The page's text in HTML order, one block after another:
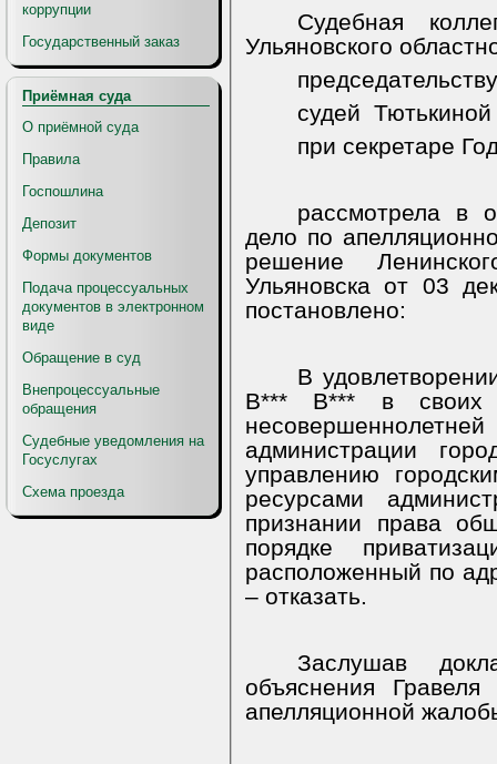
коррупции
Государственный заказ
Приёмная суда
О приёмной суда
Правила
Госпошлина
Депозит
Формы документов
Подача процессуальных
документов в электронном
виде
Обращение в суд
Внепроцессуальные
обращения
Судебные уведомления на
Госуслугах
Схема проезда
Судебная
Ульяновского
судей
при секретаре
рассмотрела в
дело по
решение
Ульяновска от 03
постановлено:
В
В*** В*** в своих
администрации
управлению
ресурсами
признании права
порядке
расположенный по
– отказать.
Заслушав
объяснения
апелляционной